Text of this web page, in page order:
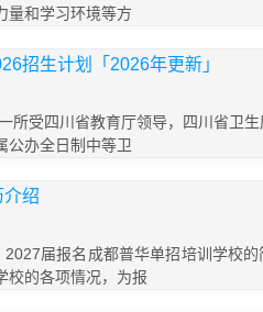
量和学习环境等方
招生计划「2026年更新」
所受四川省教育厅领导，四川省卫生
公办全日制中等卫
绍
届报名成都普华单招培训学校的
校的各项情况，为报